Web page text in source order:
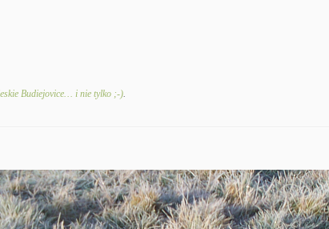
Budiejovice… i nie tylko ;-).